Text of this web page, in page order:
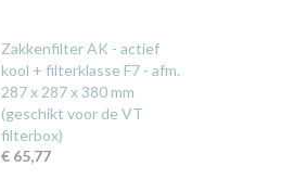
Zakkenfilter AK - actief
kool + filterklasse F7 - afm.
287 x 287 x 380 mm
(geschikt voor de VT
filterbox)
€ 65,77